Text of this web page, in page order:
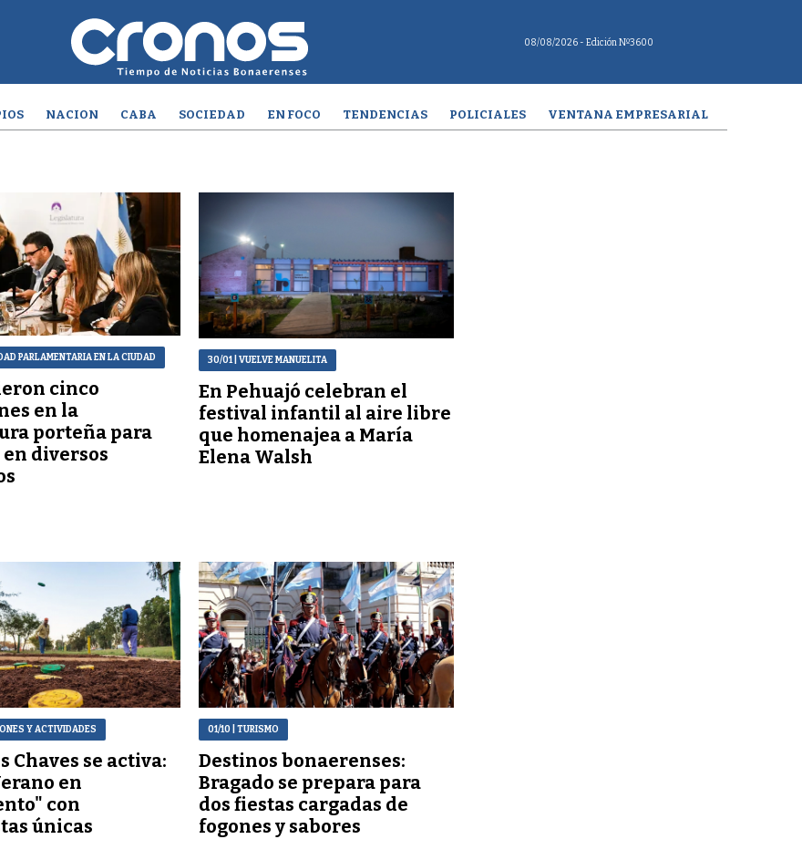
08/08/2026 - Edición Nº3600
NACION CABA SOCIEDAD EN FOCO TENDENCIAS POLICIALES VENTANA EMPRESARIAL
PARLAMENTARIA EN LA CIUDAD
cinco
en la
porteña para
diversos
30/01| VUELVE MANUELITA
En Pehuajó celebran el
festival infantil al aire libre
que homenajea a María
Elena Walsh
Y ACTIVIDADES
Chaves se activa:
en
con
únicas
01/10 | TURISMO
Destinos bonaerenses:
Bragado se prepara para
dos fiestas cargadas de
fogones y sabores